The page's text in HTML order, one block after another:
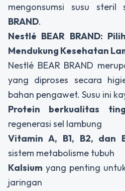
mengonsumsi susu steril
BRAND.
Nestlé BEAR BRAND:
Mendukung Kesehatan
Nestlé BEAR BRAND
yang diproses secara
bahan pengawet. Susu ini
Protein berkualitas
regenerasi sel lambung
Vitamin A, B1, B2, dan
sistem metabolisme tubuh
Kalsium yang penting
jaringan